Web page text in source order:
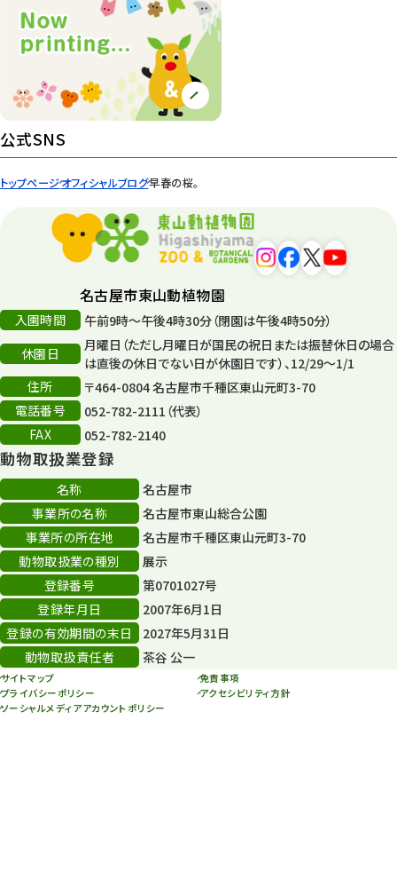
トップページオフィシャルブログ早春の桜。
桜情報
紅葉情報
ズーボ
イベント
平和公園
森のとこやさん
再生
再生フォーラム
80周年
その他
その他イベント
スカイタワー
年末年始のイベント
秋まつり
公式SNS
名古屋市東山動植物園
入園時間
午前9時～午後4時30分（閉園は午後4時50分）
休園日
月曜日（ただし月曜日が国民の祝日または振替休日の場合
は直後の休日でない日が休園日です）、12/29～1/1
住所
〒464-0804 名古屋市千種区東山元町3-70
電話番号
052-782-2111（代表）
FAX
052-782-2140
動物取扱業登録
名称
名古屋市
事業所の名称
名古屋市東山総合公園
事業所の所在地
名古屋市千種区東山元町3-70
動物取扱業の種別
展示
登録番号
第0701027号
登録年月日
2007年6月1日
登録の有効期間の末日
2027年5月31日
動物取扱責任者
茶谷 公一
サイトマップ
免責事項
プライバシーポリシー
アクセシビリティ方針
ソーシャルメディアアカウントポリシー